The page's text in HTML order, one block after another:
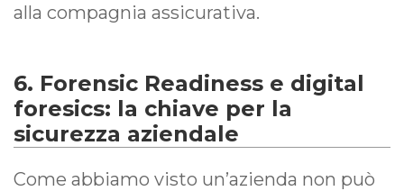
alla compagnia assicurativa.
6. Forensic Readiness e digital
foresics: la chiave per la
sicurezza aziendale
Come abbiamo visto un’azienda non può